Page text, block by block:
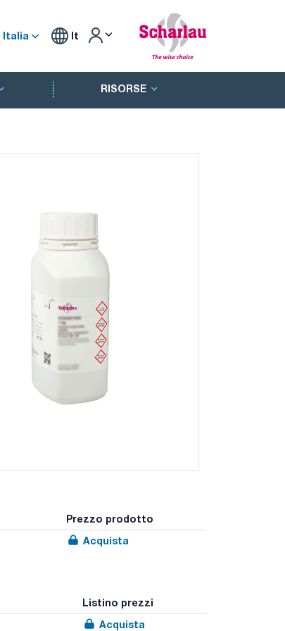
Italia It
RISORSE
Prezzo prodotto
Acquista
Listino prezzi
Acquista